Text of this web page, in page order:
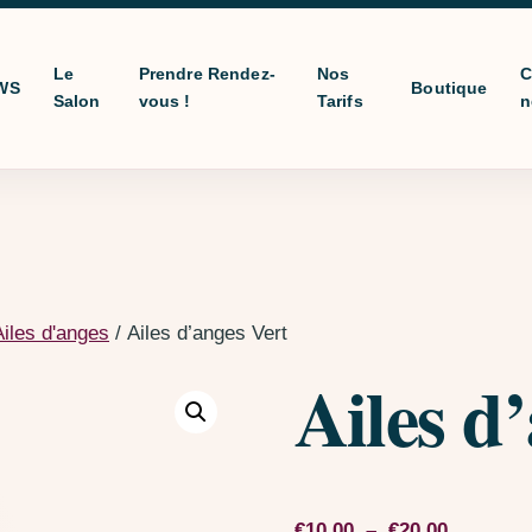
Le
Salon
Prendre Rendez-
vous !
Nos
Tarifs
Boutique
d'anges / Ailes d’anges Vert
Ailes